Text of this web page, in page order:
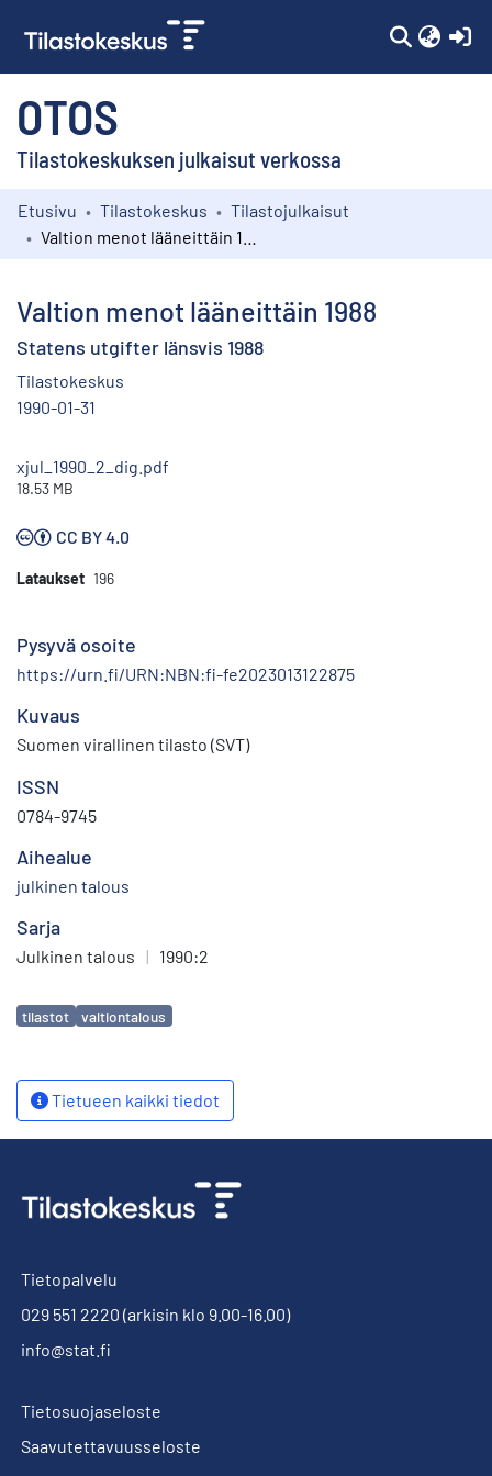
OTOS
Tilastokeskuksen julkaisut verkossa
Kokoelmat
Etusivu Tilastokeskus
Tilastojulkaisut
Valtion menot lääneittäin 1988
Statens utgifter länsvis 1988
Tilastokeskus
1990-01-31
xjul_1990_2_dig.pdf
18.53 MB
CC BY 4.0
Lataukset 196
Pysyvä osoite
https://urn.fi/URN:NBN:fi-fe2023013122875
Kuvaus
Suomen virallinen tilasto (SVT)
ISSN
0784-9745
Aihealue
julkinen talous
Sarja
Julkinen talous | 1990:2
Avainsanat
tilastot valtiontalous
Tietueen kaikki tiedot
Tietopalvelu
029 551 2220 (arkisin klo 9.00-16.00)
info@stat.fi
Tietosuojaseloste
Saavutettavuusseloste